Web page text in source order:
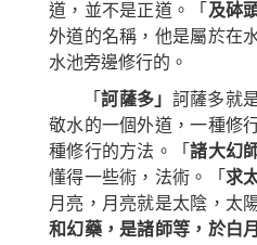
道，並不是正道。「 及砵
外道的名稱， 他是屬於在
水池旁邊修行的 。
「訶薩多 」 訶薩多就
敬水的一個外道，一種修
種修行的方法。「諸大幻
懂得一些術，法術。「 求
月亮，月亮就是太陰，太
和幻藥，是諸師等，於白